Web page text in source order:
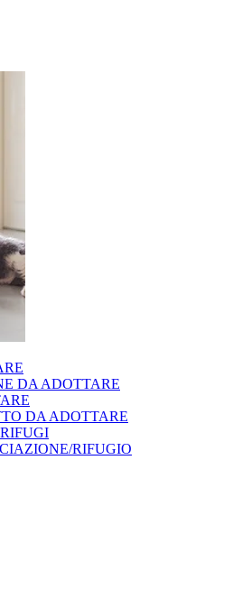
DA ADOTTARE
DA ADOTTARE
RIFUGIO